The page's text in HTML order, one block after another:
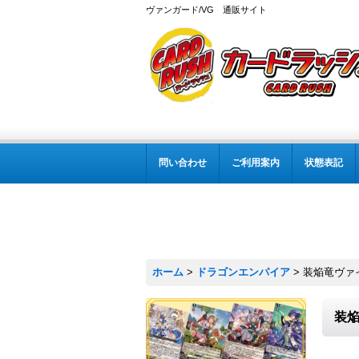
ヴァンガード/VG 通販サイト
問い合わせ ご利用案内 状態表記
ホーム > ドラゴンエンパイア > 装焔竜ヴァ
装